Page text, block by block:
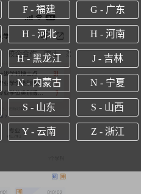
F - 福建 G - 广东
H - 河北 H - 河南
H - 黑龙江 J - 吉林
N - 内蒙古 N - 宁夏
S - 山东 S - 山西
Y - 云南 Z - 浙江